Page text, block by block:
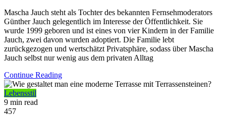
Mascha Jauch steht als Tochter des bekannten Fernsehmoderators
Günther Jauch gelegentlich im Interesse der Öffentlichkeit. Sie
wurde 1999 geboren und ist eines von vier Kindern in der Familie
Jauch, zwei davon wurden adoptiert. Die Familie lebt
zurückgezogen und wertschätzt Privatsphäre, sodass über Mascha
Jauch selbst nur wenig aus dem privaten Alltag
Continue Reading
Lebensstil
9 min read
457